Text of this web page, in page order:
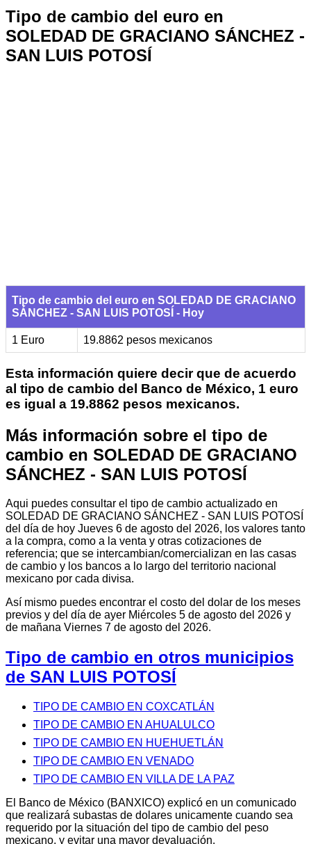
Tipo de cambio del euro en
SOLEDAD DE GRACIANO SÁNCHEZ -
SAN LUIS POTOSÍ
Tipo de cambio del euro en SOLEDAD DE GRACIANO
SÁNCHEZ - SAN LUIS POTOSÍ - Hoy
1 Euro 19.8862 pesos mexicanos
Esta información quiere decir que de acuerdo
al tipo de cambio del Banco de México, 1 euro
es igual a 19.8862 pesos mexicanos.
Más información sobre el tipo de
cambio en SOLEDAD DE GRACIANO
SÁNCHEZ - SAN LUIS POTOSÍ
Aqui puedes consultar el tipo de cambio actualizado en
SOLEDAD DE GRACIANO SÁNCHEZ - SAN LUIS POTOSÍ
del día de hoy Jueves 6 de agosto del 2026, los valores tanto
a la compra, como a la venta y otras cotizaciones de
referencia; que se intercambian/comercializan en las casas
de cambio y los bancos a lo largo del territorio nacional
mexicano por cada divisa.
Así mismo puedes encontrar el costo del dolar de los meses
previos y del día de ayer Miércoles 5 de agosto del 2026 y
de mañana Viernes 7 de agosto del 2026.
Tipo de cambio en otros municipios
de SAN LUIS POTOSÍ
TIPO DE CAMBIO EN COXCATLÁN
TIPO DE CAMBIO EN AHUALULCO
TIPO DE CAMBIO EN HUEHUETLÁN
TIPO DE CAMBIO EN VENADO
TIPO DE CAMBIO EN VILLA DE LA PAZ
El Banco de México (BANXICO) explicó en un comunicado
que realizará subastas de dolares unicamente cuando sea
requerido por la situación del tipo de cambio del peso
mexicano, y evitar una mayor devaluación.